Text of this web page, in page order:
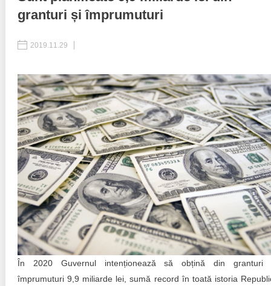
Implemented projects
Procedures manual
Notes & positions
Institutional Charter IDIS
Announcements
IDIS International Advisory Board
Best parctices
Governance transparency
Sociometric Laboratory
People Watch
National Business Agenda
Democratic process
15 minutes of economic realism
Hybrid power
EU-STRAT bulletin
granturi și împrumuturi
2019.11.29
În 2020 Guvernul intenționează să obțină din granturi
împrumuturi 9,9 miliarde lei, sumă record în toată istoria